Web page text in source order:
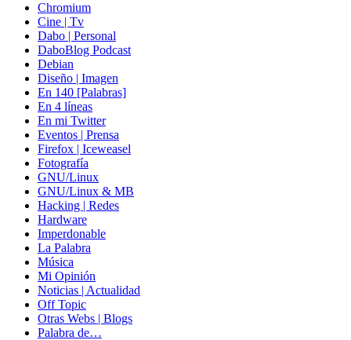
Chromium
Cine | Tv
Dabo | Personal
DaboBlog Podcast
Debian
Diseño | Imagen
En 140 [Palabras]
En 4 líneas
En mi Twitter
Eventos | Prensa
Firefox | Iceweasel
Fotografía
GNU/Linux
GNU/Linux & MB
Hacking | Redes
Hardware
Imperdonable
La Palabra
Música
Mi Opinión
Noticias | Actualidad
Off Topic
Otras Webs | Blogs
Palabra de…